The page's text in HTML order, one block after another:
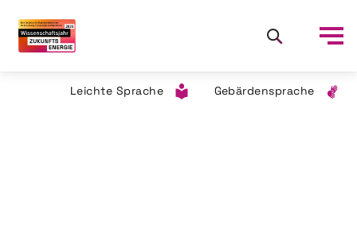
Leichte Sprache Gebärdensprache